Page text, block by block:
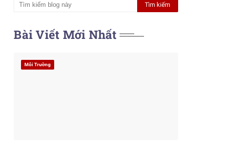
Bài Viết Mới Nhất
Môi Trường